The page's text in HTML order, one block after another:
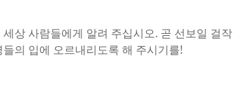
상 사람들에게 알려 주십시오. 곧 선보일 걸작
의 입에 오르내리도록 해 주시기를!